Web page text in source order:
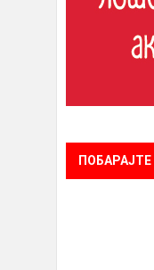
ПОБАРАЈТЕ